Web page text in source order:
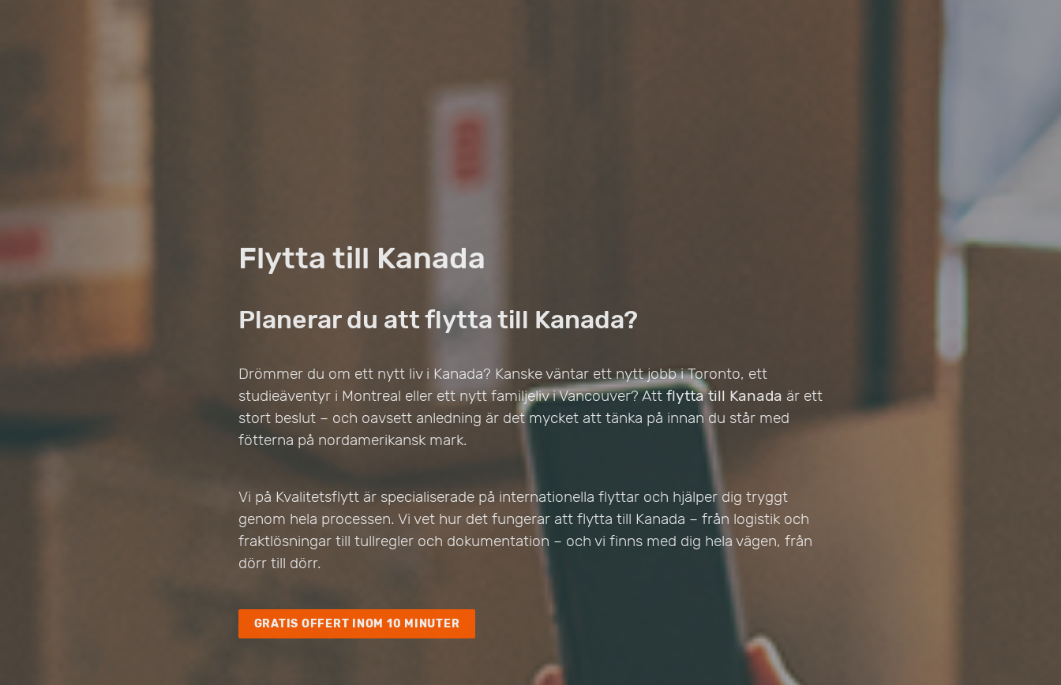
Flytta till Kanada
Planerar du att flytta till Kanada?
Drömmer du om ett nytt liv i Kanada? Kanske väntar ett nytt jobb i Toronto, ett
studieäventyr i Montreal eller ett nytt familjeliv i Vancouver? Att flytta till Kanada är ett
stort beslut – och oavsett anledning är det mycket att tänka på innan du står med
fötterna på nordamerikansk mark.
Vi på Kvalitetsflytt är specialiserade på internationella flyttar och hjälper dig tryggt
genom hela processen. Vi vet hur det fungerar att flytta till Kanada – från logistik och
fraktlösningar till tullregler och dokumentation – och vi finns med dig hela vägen, från
dörr till dörr.
GRATIS OFFERT INOM 10 MINUTER